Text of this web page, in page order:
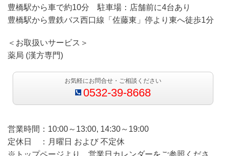
豊橋駅から車で約10分 駐車場：店舗前に4台あり
豊橋駅から豊鉄バス西口線「佐藤東」停より東へ徒歩1分
＜お取扱いサービス＞
薬局 (漢方専門)
お気軽にお問合せ・ご相談ください
0532-39-8668
営業時間：10:00～13:00, 14:30～19:00
定休日 ：月曜日 および 不定休
※トップページより、営業日カレンダーをご参照くださ